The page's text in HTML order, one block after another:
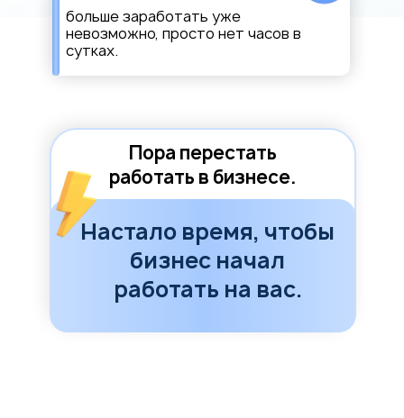
больше заработать уже
невозможно, просто нет часов в
сутках.
Настало время, чтобы
бизнес начал
работать на вас.
Пора перестать
работать в бизнесе.